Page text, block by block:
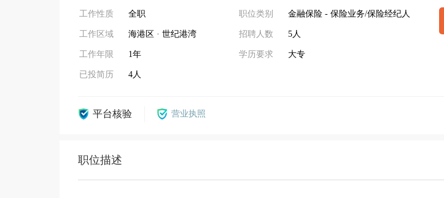
工作性质 全职
工作区域 海港区 · 世纪港湾
工作年限 1年
已投简历 4人
职位类别 金融保险 - 保险业务/保险经纪人
招聘人数 5人
学历要求 大专
平台核验 营业执照
职位描述